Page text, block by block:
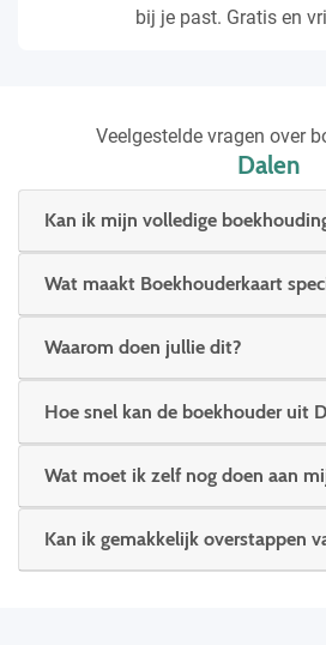
bij je past. Gratis en
Veelgestelde vragen over
Dalen
Kan ik mijn volledige
Wat maakt Boekhouderkaart
Waarom doen jullie dit?
Hoe snel kan de boekhouder uit
Wat moet ik zelf nog doen aan
Kan ik gemakkelijk overstappen